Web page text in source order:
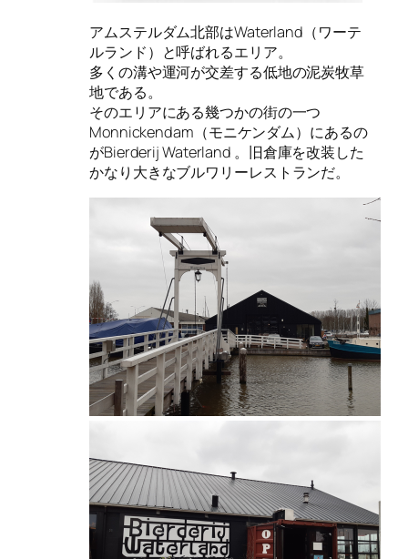
アムステルダム北部はWaterland（ワーテ
ルランド）と呼ばれるエリア。
多くの溝や運河が交差する低地の泥炭牧草
地である。
そのエリアにある幾つかの街の一つ
Monnickendam（モニケンダム）にあるの
がBierderij Waterland 。旧倉庫を改装した
かなり大きなブルワリーレストランだ。